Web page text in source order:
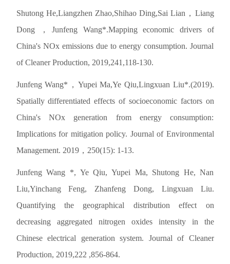
Shutong He,Liangzhen Zhao,Shihao Ding,Sai Lian，Liang
Dong ，Junfeng Wang*.Mapping economic drivers of
China's NOx emissions due to energy consumption. Journal
of Cleaner Production, 2019,241,118-130.
Junfeng Wang*，Yupei Ma,Ye Qiu,Lingxuan Liu*.(2019).
Spatially differentiated effects of socioeconomic factors on
China's NOx generation from energy consumption:
Implications for mitigation policy. Journal of Environmental
Management. 2019，250(15): 1-13.
Junfeng Wang *, Ye Qiu, Yupei Ma, Shutong He, Nan
Liu,Yinchang Feng, Zhanfeng Dong, Lingxuan Liu.
Quantifying the geographical distribution effect on
decreasing aggregated nitrogen oxides intensity in the
Chinese electrical generation system. Journal of Cleaner
Production, 2019,222 ,856-864.